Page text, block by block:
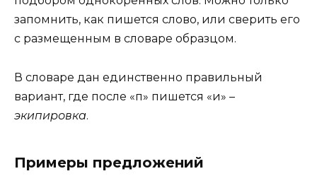
запомнить, как пишется слово, или сверить его
с размещенным в словаре образцом.
В словаре дан единственно правильный
вариант, где после «п» пишется «и» –
экипировка.
Примеры предложений